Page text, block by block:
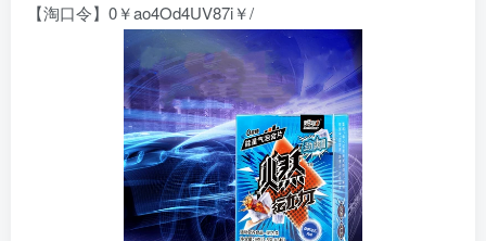
【淘口令】0￥ao4Od4UV87i￥/